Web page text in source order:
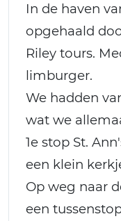
In de haven
opgehaald
Riley tours.
limburger.
We hadden
wat we
1e stop St.
een klein
Op weg naar
een